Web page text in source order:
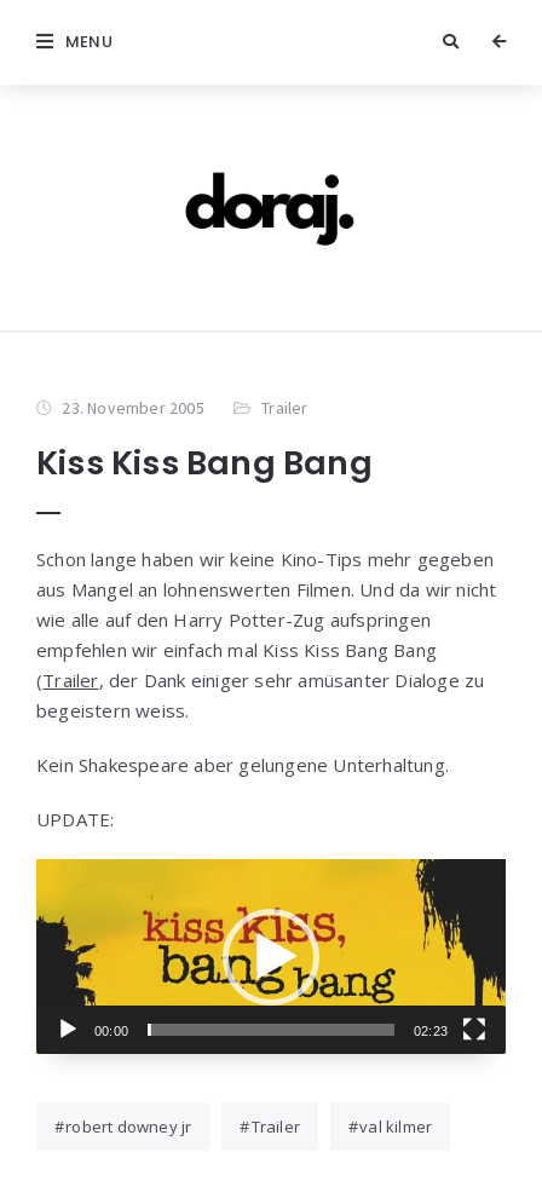
MENU
23. November 2005 Trailer
Kiss Kiss Bang Bang
Schon lange haben wir keine Kino-Tips mehr gegeben
aus Mangel an lohnenswerten Filmen. Und da wir nicht
wie alle auf den Harry Potter-Zug aufspringen
empfehlen wir einfach mal Kiss Kiss Bang Bang
(Trailer, der Dank einiger sehr amüsanter Dialoge zu
begeistern weiss.
Kein Shakespeare aber gelungene Unterhaltung.
UPDATE:
00:00 02:23
robert downey jr Trailer val kilmer